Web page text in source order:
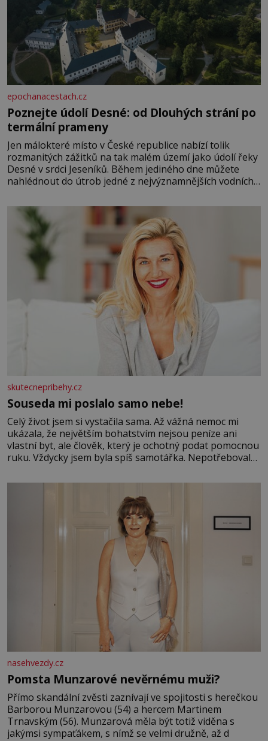
epochanacestach.cz
Poznejte údolí Desné: od Dlouhých strání po
termální prameny
Jen málokteré místo v České republice nabízí tolik
rozmanitých zážitků na tak malém území jako údolí řeky
Desné v srdci Jeseníků. Během jediného dne můžete
nahlédnout do útrob jedné z nejvýznamnějších vodních
se na koloběžce a den zakončit poznáváním památek ve
Velkých Losinách nebo v termálním
skutecnepribehy.cz
Souseda mi poslalo samo nebe!
Celý život jsem si vystačila sama. Až vážná nemoc mi
ukázala, že největším bohatstvím nejsou peníze ani
vlastní byt, ale člověk, který je ochotný podat pomocnou
ruku. Vždycky jsem byla spíš samotářka. Nepotřebovala
mi knihy, práce a hlavně klid. Hned po studiích jsem
nasehvezdy.cz
Pomsta Munzarové nevěrnému muži?
Přímo skandální zvěsti zaznívají ve spojitosti s herečkou
Barborou Munzarovou (54) a hercem Martinem
Trnavským (56). Munzarová měla být totiž viděna s
jakýmsi sympaťákem, s nímž se velmi družně, až d